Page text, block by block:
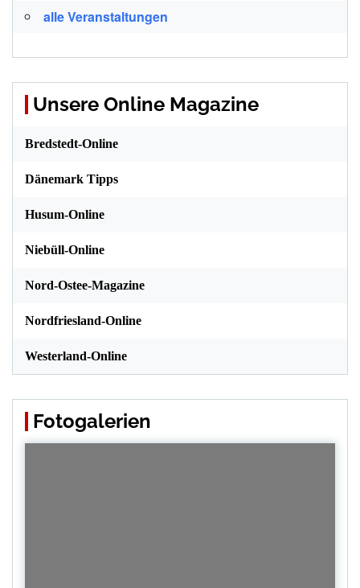
alle Veranstaltungen
Unsere Online Magazine
Bredstedt-Online
Dänemark Tipps
Husum-Online
Niebüll-Online
Nord-Ostee-Magazine
Nordfriesland-Online
Westerland-Online
Fotogalerien